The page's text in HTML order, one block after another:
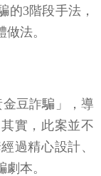
的3階段手法，
法。
豆詐騙」，導
實，此案並不
過精心設計、
本。